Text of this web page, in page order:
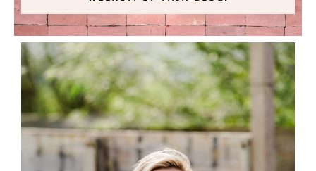
Brain Energy
22 november 2023